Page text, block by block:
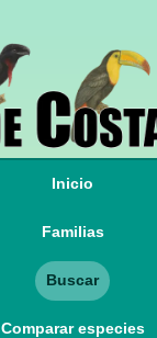
Inicio
Familias
Buscar
Comparar especies